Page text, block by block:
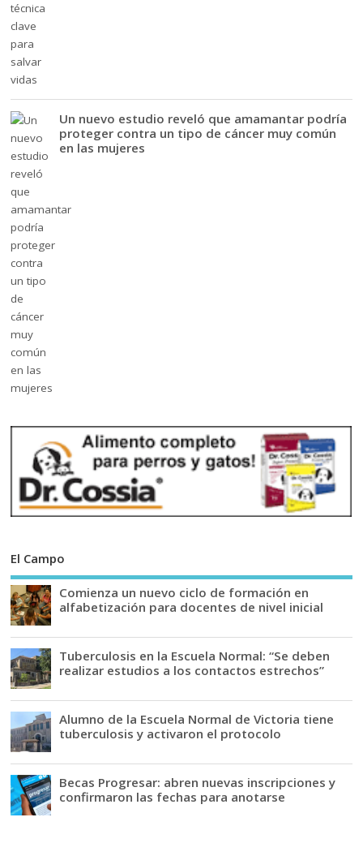
Un nuevo estudio reveló que amamantar podría
proteger contra un tipo de cáncer muy común
en las mujeres
El Campo
Comienza un nuevo ciclo de formación en
alfabetización para docentes de nivel inicial
Tuberculosis en la Escuela Normal: “Se deben
realizar estudios a los contactos estrechos”
Alumno de la Escuela Normal de Victoria tiene
tuberculosis y activaron el protocolo
Becas Progresar: abren nuevas inscripciones y
confirmaron las fechas para anotarse